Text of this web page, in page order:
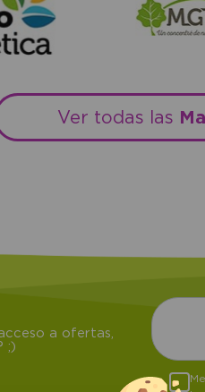
Ver todas las
a ofertas,
;)